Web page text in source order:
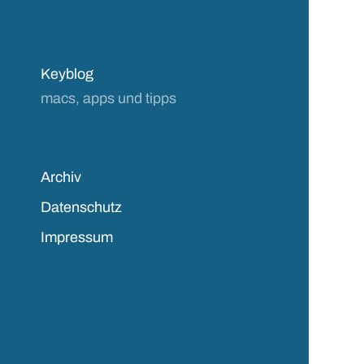
Keyblog
macs, apps und tipps
Archiv
Datenschutz
Impressum